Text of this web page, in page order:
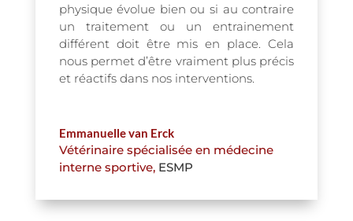
physique évolue bien ou si au contraire
un traitement ou un entrainement
différent doit être mis en place. Cela
nous permet d’être vraiment plus précis
et réactifs dans nos interventions.
Emmanuelle van Erck
Vétérinaire spécialisée en médecine
interne sportive, ESMP